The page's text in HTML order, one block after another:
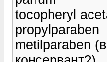
tocopheryl
propylparaben
metilparaben